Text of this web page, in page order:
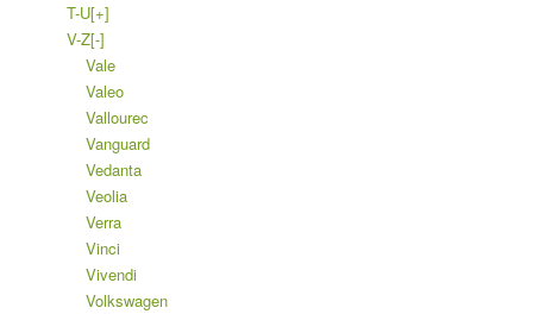
T-U[+]
V-Z[-]
Vale
Valeo
Vallourec
Vanguard
Vedanta
Veolia
Verra
Vinci
Vivendi
Volkswagen